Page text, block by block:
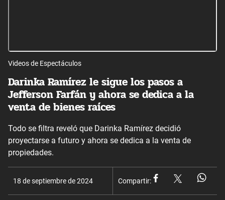
Videos de Espectáculos
Darinka Ramírez le sigue los pasos a
Jefferson Farfán y ahora se dedica a la
venta de bienes raíces
Todo se filtra reveló que Darinka Ramírez decidió
proyectarse a futuro y ahora se dedica a la venta de
propiedades.
18 de septiembre de 2024 Compartir: